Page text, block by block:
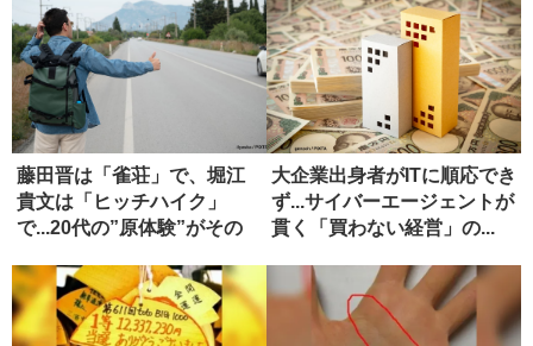
藤田晋は「雀荘」で、堀江
貴文は「ヒッチハイク」
で...20代の”原体験”がその
大企業出身者がITに順応でき
ず...サイバーエージェントが
貫く「買わない経営」の...